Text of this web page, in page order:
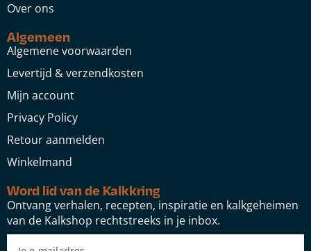
Over ons
Algemeen
Algemene voorwaarden
Levertijd & verzendkosten
Mijn account
Privacy Policy
Retour aanmelden
Winkelmand
Word lid van de Kalkkring
Ontvang verhalen, recepten, inspiratie en kalkgeheimen
van de Kalkshop rechtstreeks in je inbox.